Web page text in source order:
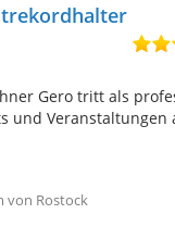
Gero tritt als
und Veranstaltungen
von Rostock